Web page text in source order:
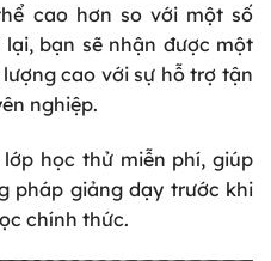
cao hơn so với một số
bạn sẽ nhận được một
cao với sự hỗ trợ tận
nghiệp.
học thử miễn phí, giúp
pháp giảng dạy trước khi
chính thức.